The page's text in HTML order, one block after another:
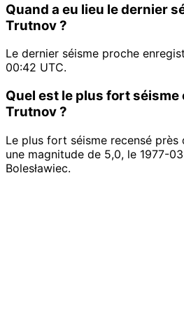
Quand a eu lieu le dernier
Trutnov ?
Le dernier séisme proche
00:42 UTC.
Quel est le plus fort
Trutnov ?
Le plus fort séisme recensé
une magnitude de 5,0, le 1977-
Bolesławiec.